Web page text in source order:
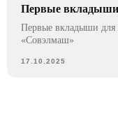
Первые вкладыши
Первые вкладыши для
«Совэлмаш»
17.10.2025